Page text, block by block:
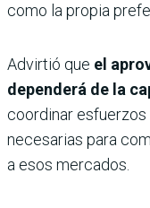
como la propia
Advirtió que el
dependerá de la
coordinar
necesarias para
a esos mercados.